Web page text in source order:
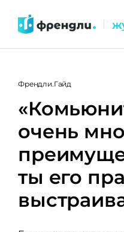
|
Френдли.Гайд
очень
ты его